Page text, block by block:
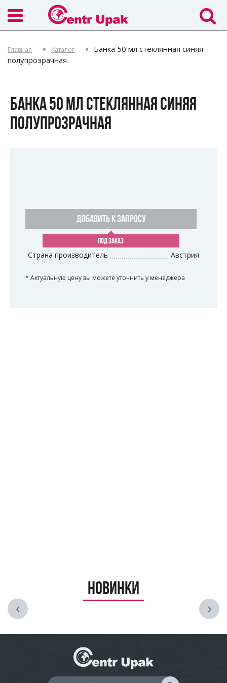
Главная Каталог
Банка 50 мл стеклянная синяя
полупрозрачная
БАНКА 50 МЛ СТЕКЛЯННАЯ СИНЯЯ
ПОЛУПРОЗРАЧНАЯ
ДОБАВИТЬ К ЗАПРОСУ
ПОД ЗАКАЗ
Страна производитель Австрия
* Актуальную цену вы можете уточнить у менеджера
Новинки
‹ ›